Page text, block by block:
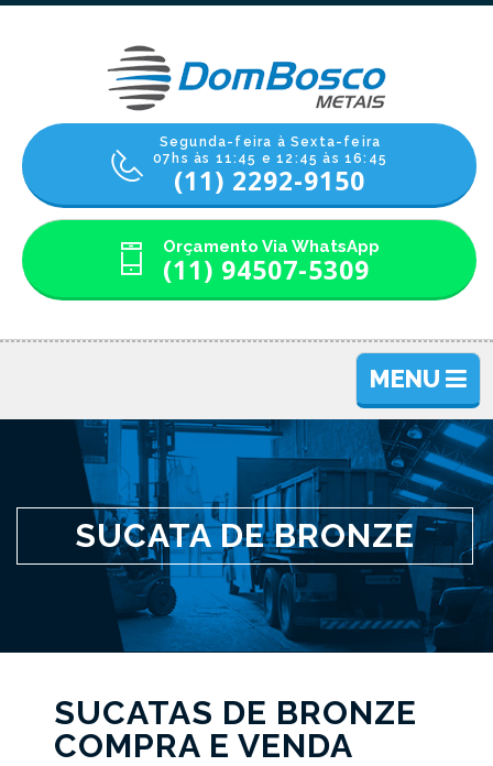
Segunda-feira à Sexta-feira
07hs às 11:45 e 12:45 às 16:45
(11) 2292-9150
Orçamento Via WhatsApp
(11) 94507-5309
MENU
SUCATA DE BRONZE
SUCATAS DE BRONZE
COMPRA E VENDA